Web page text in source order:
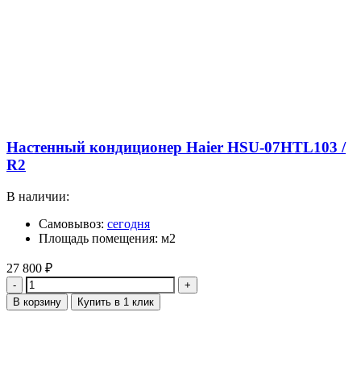
Настенный кондиционер Haier HSU-07HTL103 /
R2
В наличии:
Самовывоз: сегодня
Площадь помещения: м2
27 800 ₽
Количество
В корзину Купить в 1 клик